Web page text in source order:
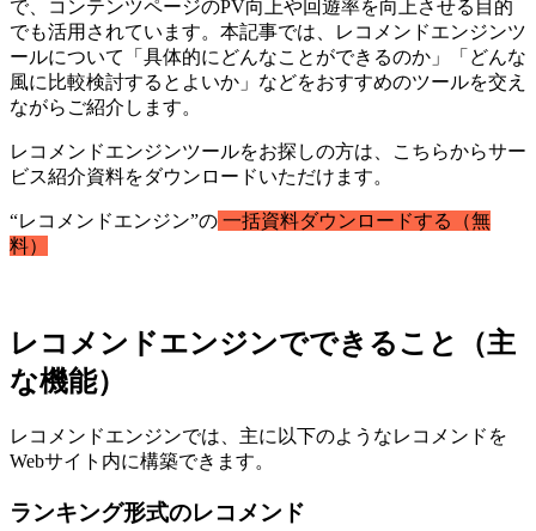
で、コンテンツページのPV向上や回遊率を向上させる目的
でも活用されています。本記事では、レコメンドエンジンツ
ールについて「具体的にどんなことができるのか」「どんな
風に比較検討するとよいか」などをおすすめのツールを交え
ながらご紹介します。
レコメンドエンジンツールをお探しの方は、こちらからサー
ビス紹介資料をダウンロードいただけます。
“レコメンドエンジン”の 一括資料ダウンロードする（無
料）
レコメンドエンジンでできること（主
な機能）
レコメンドエンジンでは、主に以下のようなレコメンドを
Webサイト内に構築できます。
ランキング形式のレコメンド